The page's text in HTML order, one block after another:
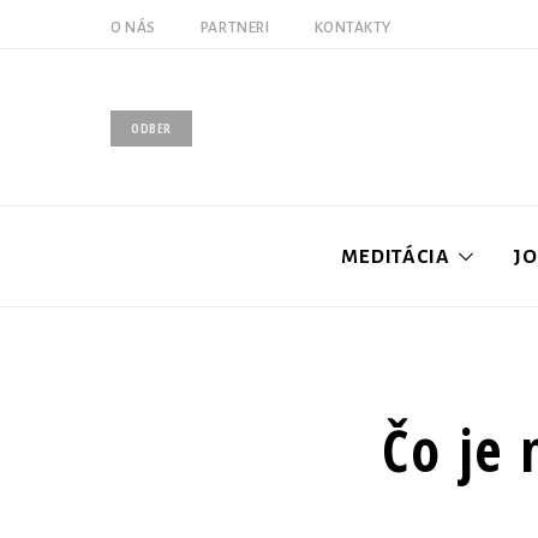
O NÁS PARTNERI KONTAKTY
ODBER
MEDITÁCIA
Čo je